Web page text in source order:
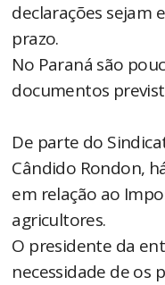
declarações sejam
prazo.
No Paraná são
documentos
De parte do
Cândido Rondon,
em relação ao
agricultores.
O presidente da
necessidade de os